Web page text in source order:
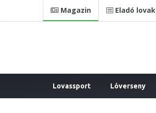
Magazin Eladó lovak
Lovassport Lóverseny